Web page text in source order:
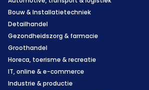
Bouw & Installatietechniek
Detailhandel
Gezondheidszorg & farmacie
Groothandel
Horeca, toerisme & recreatie
IT, online & e-commerce
Industrie & productie